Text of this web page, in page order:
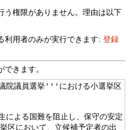
う権限がありません。理由は以下
利用者のみが実行できます: 登録
きます。